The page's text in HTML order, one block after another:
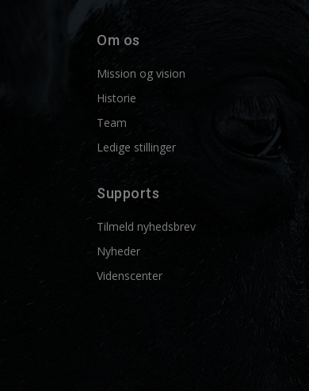
Om os
Mission og vision
Historie
Team
Ledige stillinger
Supports
Tilmeld nyhedsbrev
Nyheder
Videnscenter